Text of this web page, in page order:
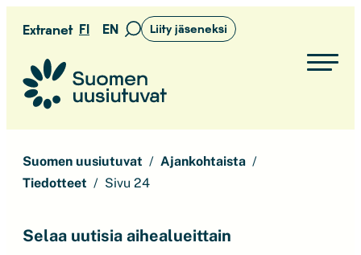
Siirry
sisältöön
Extranet FI EN
Siirry
Liity jäseneksi
Suomen uusiutuvat ry
Suomen uusiutuvat
Ajankohtaista
Tiedotteet
Sivu 24
Selaa uutisia aihealueittain